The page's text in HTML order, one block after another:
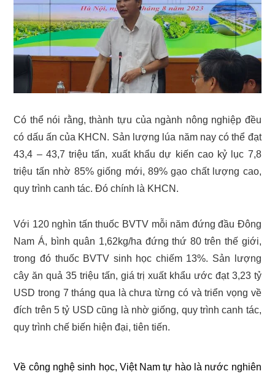
Có thể nói rằng, thành tựu của ngành nông nghiệp đều
có dấu ấn của KHCN. Sản lượng lúa năm nay có thể đạt
43,4 – 43,7 triệu tấn, xuất khẩu dự kiến cao kỷ lục 7,8
triệu tấn nhờ 85% giống mới, 89% gạo chất lượng cao,
quy trình canh tác. Đó chính là KHCN.
Với 120 nghìn tấn thuốc BVTV mỗi năm đứng đầu Đông
Nam Á, bình quân 1,62kg/ha đứng thứ 80 trên thế giới,
trong đó thuốc BVTV sinh học chiếm 13%. Sản lượng
cây ăn quả 35 triệu tấn, giá trị xuất khẩu ước đạt 3,23 tỷ
USD trong 7 tháng qua là chưa từng có và triển vọng về
đích trên 5 tỷ USD cũng là nhờ giống, quy trình canh tác,
quy trình chế biến hiện đại, tiên tiến.
Về công nghệ sinh học, Việt Nam tự hào là nước nghiên